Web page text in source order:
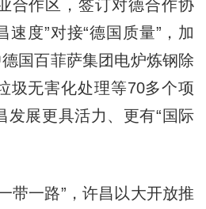
合作区，签订对德合作协
速度”对接“德国质量”，加
国百菲萨集团电炉炼钢除
圾无害化处理等70多个项
发展更具活力、更有“国际
一路”，许昌以大开放推